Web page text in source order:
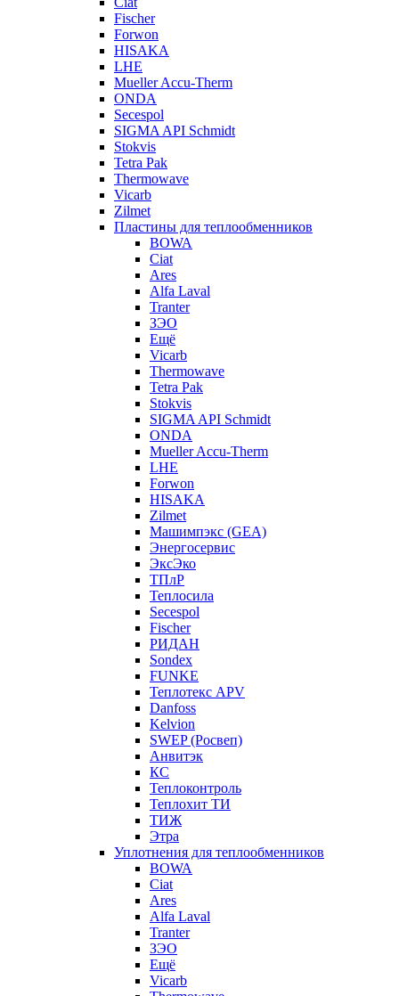
Fischer
Forwon
HISAKA
LHE
Mueller Accu-Therm
ONDA
Secespol
SIGMA API Schmidt
Stokvis
Tetra Pak
Thermowave
Vicarb
Zilmet
Пластины для теплообменников
BOWA
Ciat
Ares
Alfa Laval
Tranter
ЗЭО
Ещё
Vicarb
Thermowave
Tetra Pak
Stokvis
SIGMA API Schmidt
ONDA
Mueller Accu-Therm
LHE
Forwon
HISAKA
Zilmet
Машимпэкс (GEA)
Энергосервис
ЭксЭко
ТПлР
Теплосила
Secespol
Fischer
РИДАН
Sondex
FUNKE
Теплотекс APV
Danfoss
Kelvion
SWEP (Росвеп)
Анвитэк
КС
Теплоконтроль
Теплохит ТИ
ТИЖ
Этра
Уплотнения для теплообменников
BOWA
Ciat
Ares
Alfa Laval
Tranter
ЗЭО
Ещё
Vicarb